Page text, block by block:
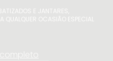
E JANTARES,
QUALQUER OCASIÃO ESPECIAL